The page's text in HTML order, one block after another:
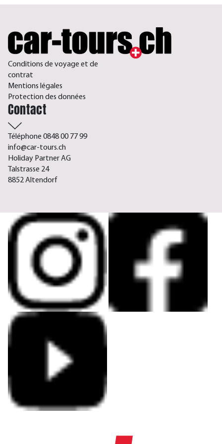
Conditions de voyage et de
contrat
Mentions légales
Protection des données
Contact
Téléphone 0848 00 77 99
info@car-tours.ch
Holiday Partner AG
Talstrasse 24
8852 Altendorf